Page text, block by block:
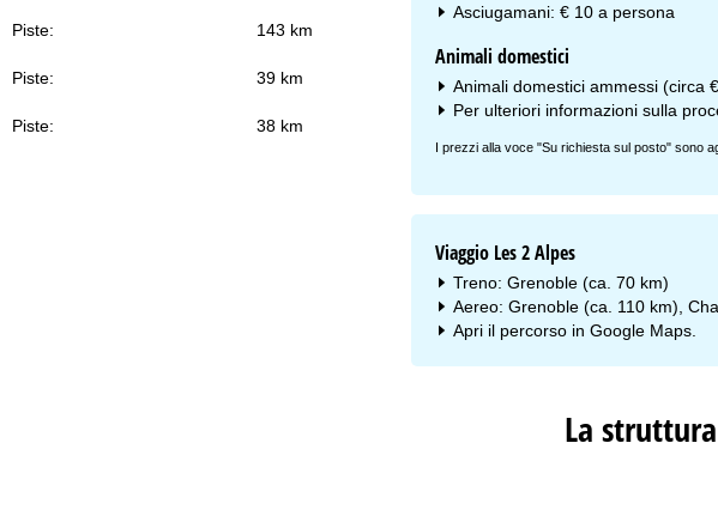
Piste: 143 km
Piste: 39 km
Piste: 38 km
Asciugamani: € 10 a persona
Animali domestici
Animali domestici ammessi (circa
Per ulteriori informazioni sulla
I prezzi alla voce "Su richiesta sul posto" sono
Viaggio Les 2 Alpes
Treno: Grenoble (ca. 70 km)
Aereo: Grenoble (ca. 110 km),
Apri il percorso in Google Maps.
La